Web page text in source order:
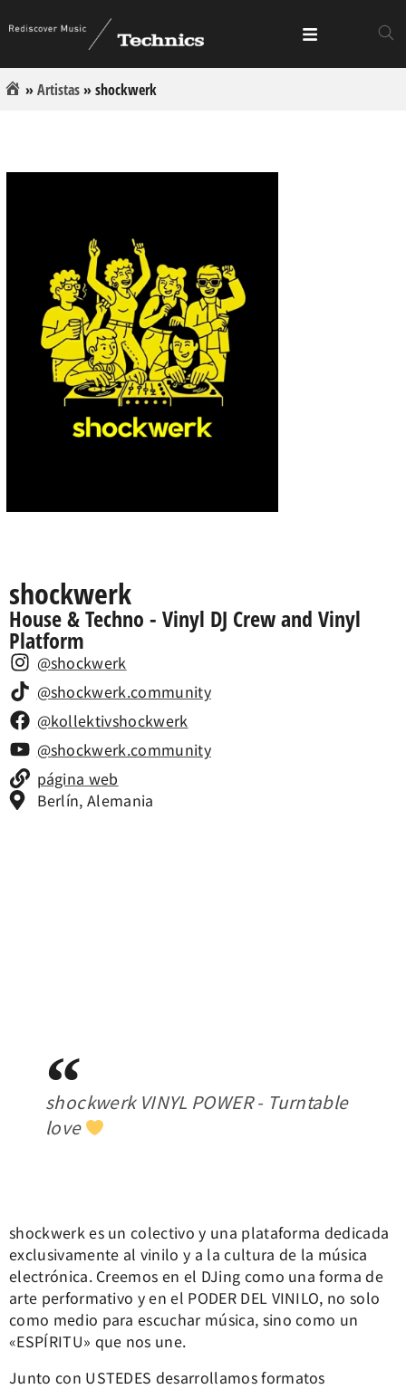
»Artistas »shockwerk
shockwerk
House & Techno - Vinyl DJ Crew and Vinyl
Platform
@shockwerk
@shockwerk.community
@kollektivshockwerk
@shockwerk.community
página web
Berlín, Alemania
shockwerk VINYL POWER - Turntable
love
shockwerk es un colectivo y una plataforma dedicada
exclusivamente al vinilo y a la cultura de la música
electrónica. Creemos en el DJing como una forma de
arte performativo y en el PODER DEL VINILO, no solo
como medio para escuchar música, sino como un
«ESPÍRITU» que nos une.
Junto con USTEDES desarrollamos formatos